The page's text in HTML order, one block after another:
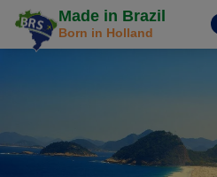
Made in Brazil
Born in Holland